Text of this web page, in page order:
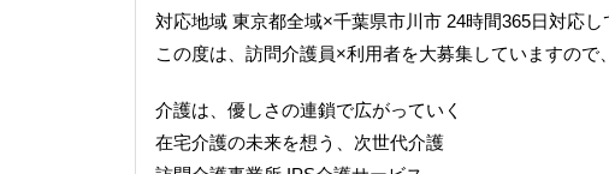
対応地域 東京都全域×千葉県市川市 24時間365日対応し
この度は、訪問介護員×利用者を大募集していますので
介護は、優しさの連鎖で広がっていく
在宅介護の未来を想う、次世代介護